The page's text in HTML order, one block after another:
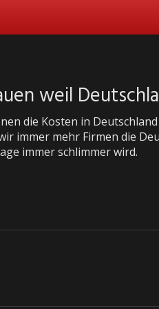
weil
die Kosten in
immer mehr Firmen die
immer schlimmer wird.